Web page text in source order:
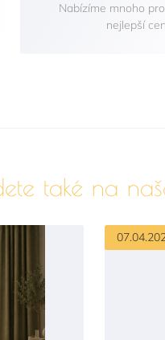
Nabízíme mnoho
nejlepší
také na